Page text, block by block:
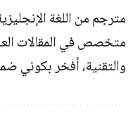
مترجم من اللغة
متخصص في المقالات
والتقنية، أفخر بكوني